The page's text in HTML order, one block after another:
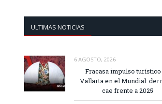
ULTIMAS NOTICIAS
6 AGOSTO, 2026
Fracasa impulso turístico
Vallarta en el Mundial:
cae frente a 2025